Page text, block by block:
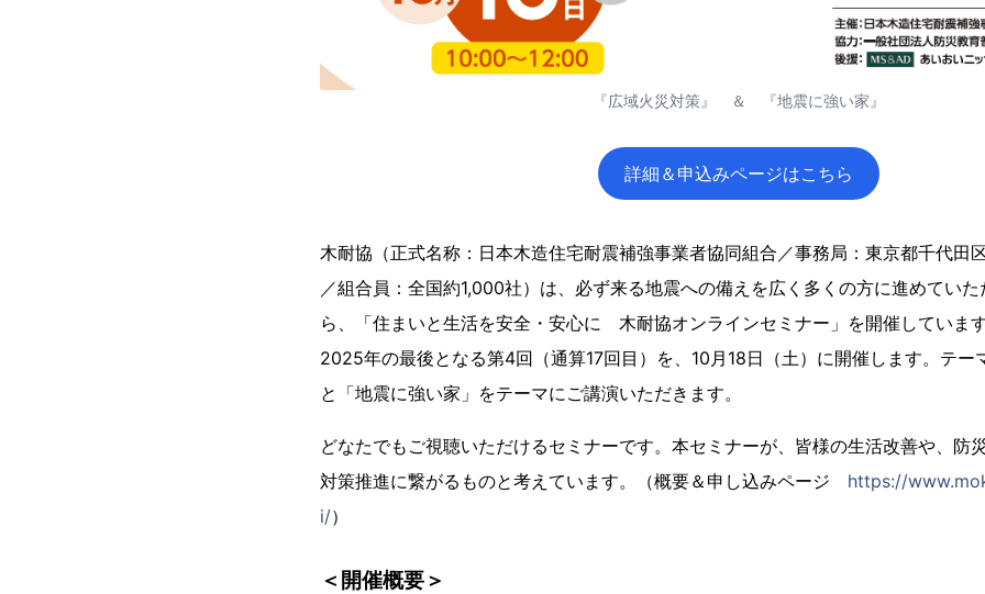
『広域火災対策』 ＆ 『地震に強い家』
詳細＆申込みページはこちら
木耐協（正式名称：日本木造住宅耐震補強事業者協同組合／事務局：東京都千代田
／組合員：全国約1,000社）は、必ず来る地震への備えを広く多くの方に進めてい
ら、「住まいと生活を安全・安心に 木耐協オンラインセミナー」を開催していま
2025年の最後となる第4回（通算17回目）を、10月18日（土）に開催します。テー
と「地震に強い家」をテーマにご講演いただきます。
どなたでもご視聴いただけるセミナーです。本セミナーが、皆様の生活改善や、防
対策推進に繋がるものと考えています。（概要＆申し込みページ https://
i/）
＜開催概要＞